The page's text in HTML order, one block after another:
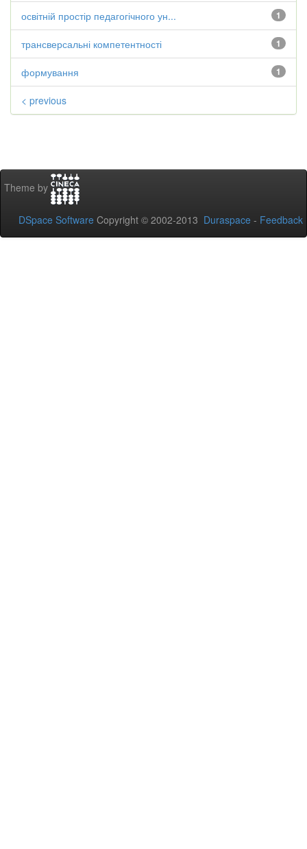
1
освітній простір педагогічного ун...
1
трансверсальні компетентності
1
формування
< previous
Theme by
DSpace Software Copyright © 2002-2013 Duraspace - Feedback